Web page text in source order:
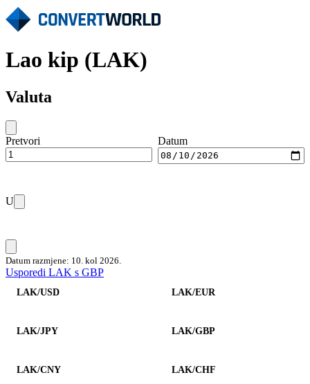
Lao kip (LAK)
Valuta
Pretvori Datum
U
Datum razmjene: 10. kol 2026.
Usporedi LAK s GBP
LAK/USD LAK/EUR
LAK/JPY LAK/GBP
LAK/CNY LAK/CHF